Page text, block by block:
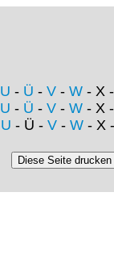
U - Ü - V - W - X -
U - Ü - V - W - X -
U - Ü - V- W- X